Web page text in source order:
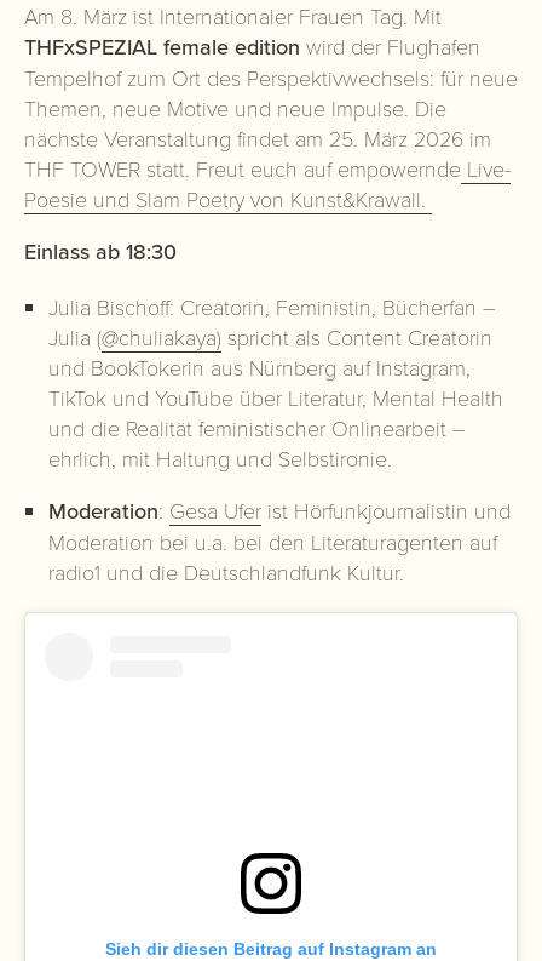
Am 8. März ist Internationaler Frauen Tag. Mit
THFxSPEZIAL female edition wird der Flughafen
Tempelhof zum Ort des Perspektivwechsels: für neue
Themen, neue Motive und neue Impulse. Die
nächste Veranstaltung findet am 25. März 2026 im
THF TOWER statt. Freut euch auf empowernde Live-
Poesie und Slam Poetry von Kunst&Krawall.
Einlass ab 18:30
Julia Bischoff: Creatorin, Feministin, Bücherfan –
Julia (@chuliakaya) spricht als Content Creatorin
und BookTokerin aus Nürnberg auf Instagram,
TikTok und YouTube über Literatur, Mental Health
und die Realität feministischer Onlinearbeit –
ehrlich, mit Haltung und Selbstironie.
Moderation: Gesa Ufer ist Hörfunkjournalistin und
Moderation bei u.a. bei den Literaturagenten auf
radio1 und die Deutschlandfunk Kultur.
Sieh dir diesen Beitrag auf Instagram an